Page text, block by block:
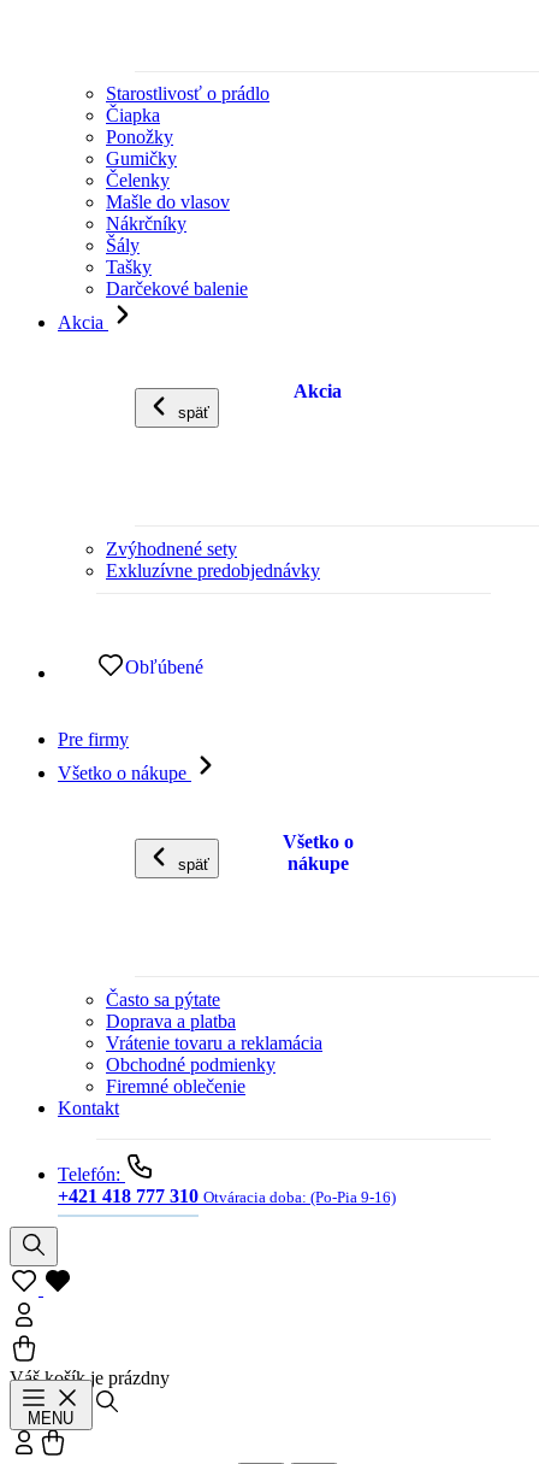
Starostlivosť o prádlo
Čiapka
Ponožky
Gumičky
Čelenky
Mašle do vlasov
Nákrčníky
Šály
Tašky
Darčekové balenie
Akcia
späť
Akcia
Zvýhodnené sety
Exkluzívne predobjednávky
Obľúbené
Pre firmy
Všetko o nákupe
späť
Všetko o
nákupe
Často sa pýtate
Doprava a platba
Vrátenie tovaru a reklamácia
Obchodné podmienky
Firemné oblečenie
Kontakt
Telefón:
+421 418 777 310 Otváracia doba: (Po-Pia 9-16)
Váš košík je prázdny
MENU
Prihlásiť sa